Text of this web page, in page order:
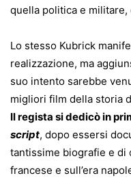
quella politica e militare,
Lo stesso Kubrick
realizzazione, ma
suo intento sarebbe
migliori film della storia
Il regista si dedicò in
script, dopo essersi
tantissime biografie e di
francese e sull’era